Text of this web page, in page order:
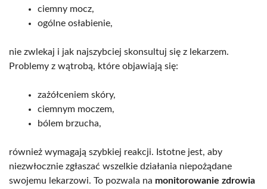
ciemny mocz,
ogólne osłabienie,
nie zwlekaj i jak najszybciej skonsultuj się z lekarzem.
Problemy z wątrobą, które objawiają się:
zażółceniem skóry,
ciemnym moczem,
bólem brzucha,
również wymagają szybkiej reakcji. Istotne jest, aby
niezwłocznie zgłaszać wszelkie działania niepożądane
swojemu lekarzowi. To pozwala na monitorowanie zdrowia